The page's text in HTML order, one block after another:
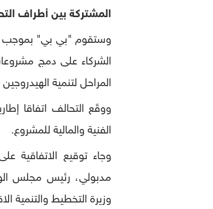
المشتركة بين أطراف
وستقوم "بي بي" بموجب
الشركاء على دمج
المراحل لتنمية
ووقَع التحالف اتفاقا
الفنية والمالية للمشروع.
وجاء توقيع الاتفاقية
مدبولي، رئيس مجلس
وزيرة التخطيط والتنمية